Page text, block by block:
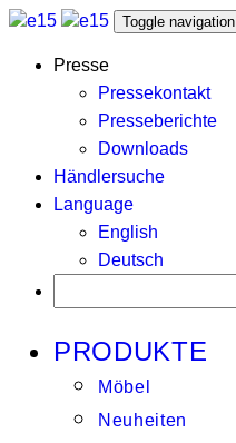
Toggle navigation
Presse
Pressekontakt
Presseberichte
Downloads
Händlersuche
Language
English
Deutsch
PRODUKTE
Möbel
Neuheiten